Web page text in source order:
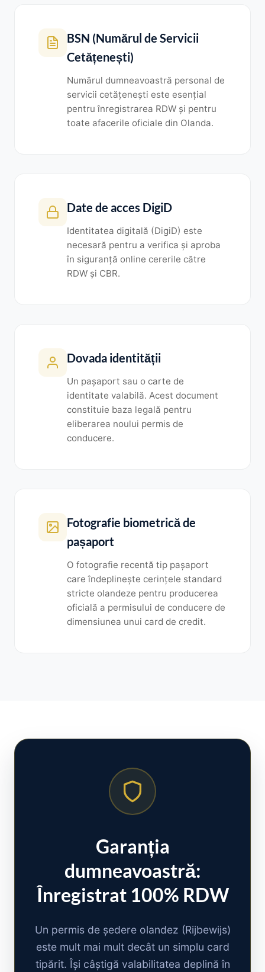
BSN (Numărul de Servicii
Cetățenești)
Numărul dumneavoastră personal de
servicii cetățenești este esențial
pentru înregistrarea RDW și pentru
toate afacerile oficiale din Olanda.
Date de acces DigiD
Identitatea digitală (DigiD) este
necesară pentru a verifica și aproba
în siguranță online cererile către
RDW și CBR.
Dovada identității
Un pașaport sau o carte de
identitate valabilă. Acest document
constituie baza legală pentru
eliberarea noului permis de
conducere.
Fotografie biometrică de
pașaport
O fotografie recentă tip pașaport
care îndeplinește cerințele standard
stricte olandeze pentru producerea
oficială a permisului de conducere de
dimensiunea unui card de credit.
Garanția
dumneavoastră:
Înregistrat 100% RDW
Un permis de ședere olandez (Rijbewijs)
este mult mai mult decât un simplu card
tipărit. Își câștigă valabilitatea deplină în